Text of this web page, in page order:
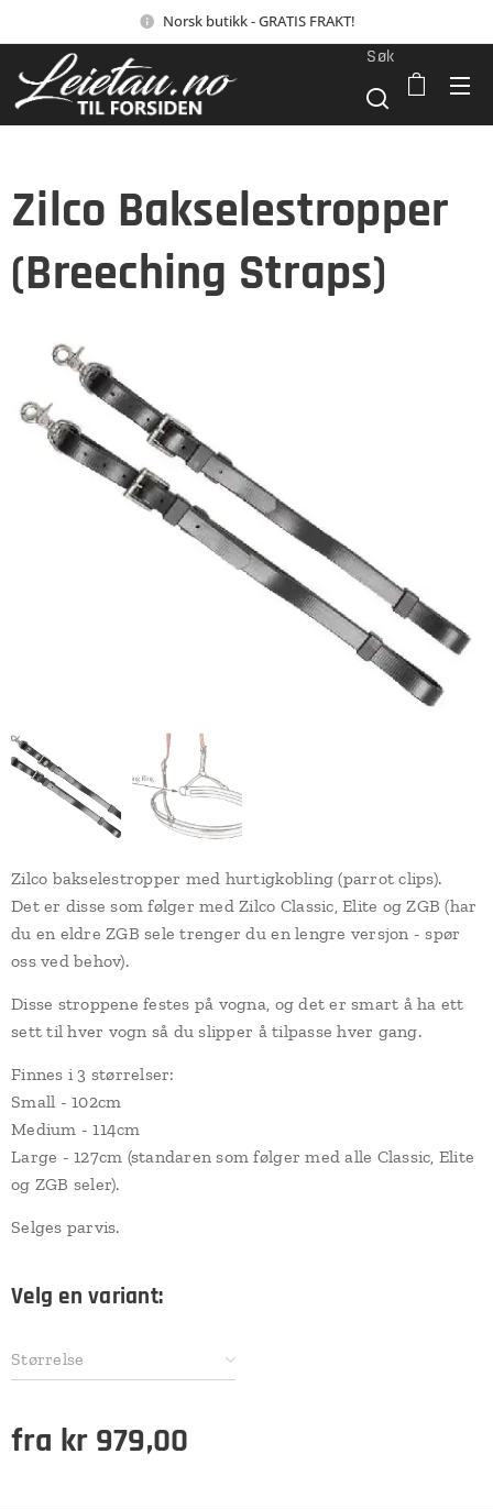
Norsk butikk - GRATIS FRAKT!
Søk
Zilco Bakselestropper
(Breeching Straps)
Zilco bakselestropper med hurtigkobling (parrot clips).
Det er disse som følger med Zilco Classic, Elite og ZGB (har
du en eldre ZGB sele trenger du en lengre versjon - spør
oss ved behov).
Disse stroppene festes på vogna, og det er smart å ha ett
sett til hver vogn så du slipper å tilpasse hver gang.
Finnes i 3 størrelser:
Small - 102cm
Medium - 114cm
Large - 127cm (standaren som følger med alle Classic, Elite
og ZGB seler).
Selges parvis.
Velg en variant:
Størrelse
fra kr 979,00